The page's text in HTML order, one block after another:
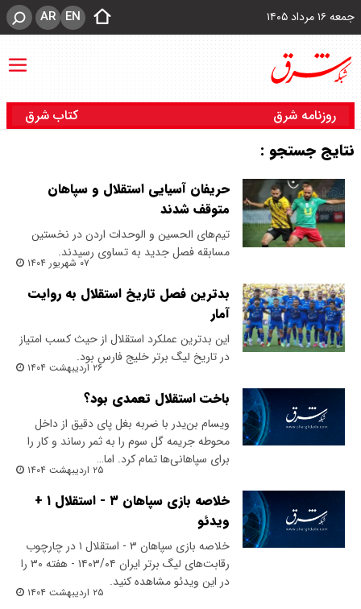
جمعه ۱۶ مرداد ۱۴۰۵ EN
AR
روزنامه شرق کتاب شرق
نتایج جستجو :
حریفان آسیایی استقلال و سپاهان
متوقف شدند
تیم‌های الحسین و الوحدات اردن در نخستین
مسابقه فصل جدید به تساوی رسیدند.
۰۷ شهریور ۱۴۰۴
بدترین فصل تاریخ استقلال به روایت
آمار
این بدترین عملکرد استقلال از حیث کسب امتیاز
در تاریخ لیگ برتر خلیج فارس بود.
۲۶ اردیبهشت ۱۴۰۴
باخت استقلال تعمدی بود؟
ویسام بن‌یدر با ضربه بغل پای دقیق از داخل
محوطه جریمه گل سوم را به ثمر رساند و کار را
برای سپاهانی‌ها تمام کرد. اما…
۲۵ اردیبهشت ۱۴۰۴
خلاصه بازی سپاهان ۳ - استقلال ۱ +
ویدئو
خلاصه بازی سپاهان ۳ - استقلال ۱ در چارچوب
رقابت‌های لیگ برتر ایران ۱۴۰۳/۰۴ - هفته ۳۰ را
در این ویدئو مشاهده کنید.
۲۵ اردیبهشت ۱۴۰۴